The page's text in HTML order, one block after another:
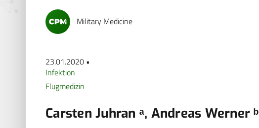
Military Medicine
23.01.2020 •
Infektion
Flugmedizin
Carsten Juhran ᵃ, Andreas Werner ᵇ